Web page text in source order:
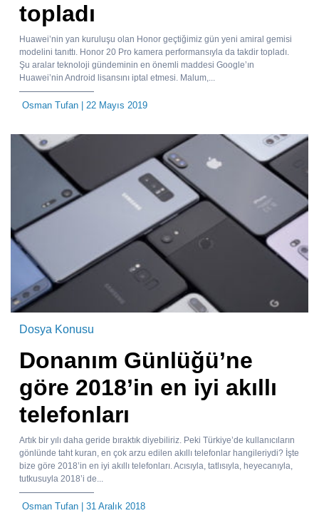
topladı
Huawei’nin yan kuruluşu olan Honor geçtiğimiz gün yeni amiral gemisi
modelini tanıttı. Honor 20 Pro kamera performansıyla da takdir topladı.
Şu aralar teknoloji gündeminin en önemli maddesi Google’ın
Huawei’nin Android lisansını iptal etmesi. Malum,...
Osman Tufan | 22 Mayıs 2019
Dosya Konusu
Donanım Günlüğü’ne
göre 2018’in en iyi akıllı
telefonları
Artık bir yılı daha geride bıraktık diyebiliriz. Peki Türkiye’de kullanıcıların
gönlünde taht kuran, en çok arzu edilen akıllı telefonlar hangileriydi? İşte
bize göre 2018’in en iyi akıllı telefonları. Acısıyla, tatlısıyla, heyecanıyla,
tutkusuyla 2018’i de...
Osman Tufan | 31 Aralık 2018